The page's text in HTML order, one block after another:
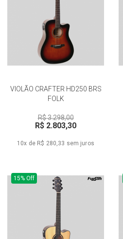
VIOLÃO CRAFTER HD250 BRS
FOLK
R$ 3.298,00
R$ 2.803,30
10x de R$ 280,33 sem juros
15% Off